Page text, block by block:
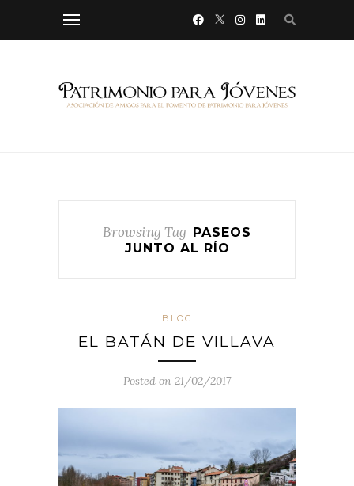
Browsing Tag
PASEOS
JUNTO AL RÍO
BLOG
EL BATÁN DE VILLAVA
Posted on 21/02/2017